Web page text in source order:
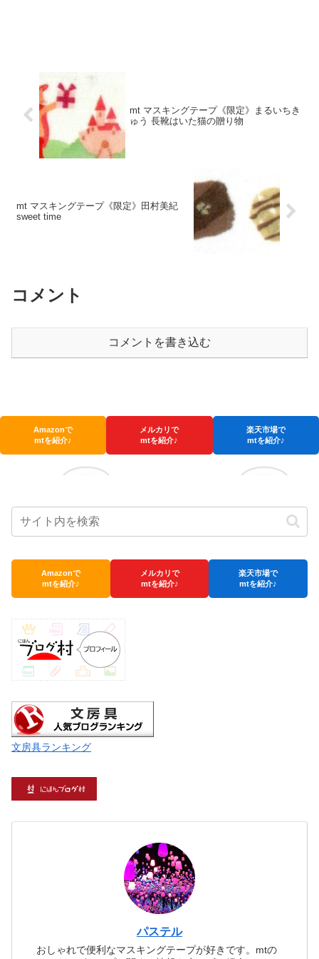
mt マスキングテープ《限定》まるいちき
ゅう 長靴はいた猫の贈り物
mt マスキングテープ《限定》田村美紀
sweet time
コメント
コメントを書き込む
Amazonで
mtを紹介♪
メルカリで
mtを紹介♪
楽天市場で
mtを紹介♪
Amazonで
mtを紹介♪
メルカリで
mtを紹介♪
楽天市場で
mtを紹介♪
文房具ランキング
パステル
おしゃれで便利なマスキングテープが好きです。mtの